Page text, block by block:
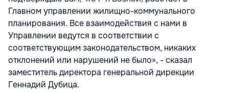
Главном управлении жилищно-коммунального
планирования. Все взаимодействия с нами в
Управлении ведутся в соответствии с
соответствующим законодательством, никаких
отклонений или нарушений не было», - сказал
заместитель директора генеральной дирекции
Геннадий Дубица.